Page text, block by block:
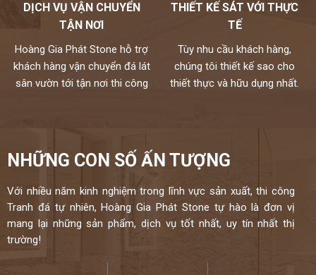
DỊCH VỤ VẬN CHUYỂN
TẬN NƠI
Hoàng Gia Phát Stone hỗ trợ
khách hàng vận chuyển đá lát
sân vườn tới tận nơi thi công
THIẾT KẾ SÁT VỚI THỰC
TẾ
Tùy nhu cầu khách hàng,
chúng tôi thiết kế sao cho
thiết thực và hữu dụng nhất.
NHỮNG CON SỐ ẤN TƯỢNG
Với nhiều năm kinh nghiệm trong lĩnh vực sản xuất, thi công
Tranh đá tự nhiên, Hoàng Gia Phát Stone tự hào là đơn vị
mang lại những sản phẩm, dịch vụ tốt nhất, uy tín nhất thị
trường!